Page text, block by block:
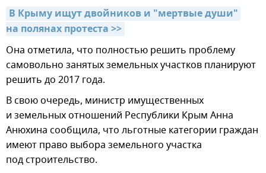
В Крыму ищут двойников и "мертвые души"
на полянах протеста >>
Она отметила, что полностью решить проблему
самовольно занятых земельных участков планируют
решить до 2017 года.
В свою очередь, министр имущественных
и земельных отношений Республики Крым Анна
Анюхина сообщила, что льготные категории граждан
имеют право выбора земельного участка
под строительство.